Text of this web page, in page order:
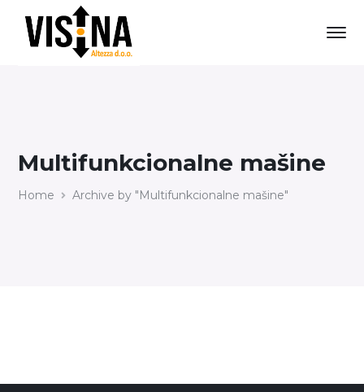
Multifunkcionalne mašine
Home Archive by "Multifunkcionalne mašine"